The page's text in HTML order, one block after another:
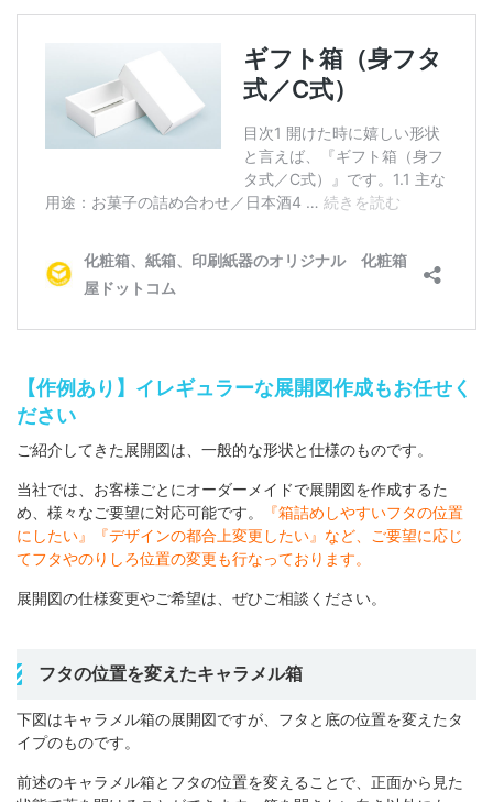
【作例あり】イレギュラーな展開図作成もお任せく
ださい
ご紹介してきた展開図は、一般的な形状と仕様のものです。
当社では、お客様ごとにオーダーメイドで展開図を作成するた
め、様々なご要望に対応可能です。
『箱詰めしやすいフタの位置
にしたい』『デザインの都合上変更したい』など、ご要望に応じ
てフタやのりしろ位置の変更も行なっております。
展開図の仕様変更やご希望は、ぜひご相談ください。
フタの位置を変えたキャラメル箱
下図はキャラメル箱の展開図ですが、フタと底の位置を変えたタ
イプのものです。
前述のキャラメル箱とフタの位置を変えることで、正面から見た